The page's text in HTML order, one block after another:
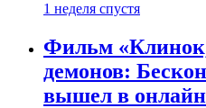
1 неделя спустя
Фильм
демонов:
вышел в